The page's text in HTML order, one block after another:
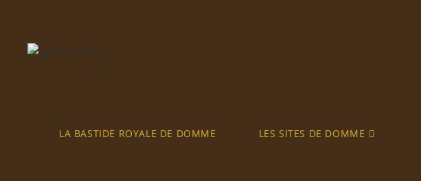
LA BASTIDE ROYALE DE DOMME LES SITES DE DOMME